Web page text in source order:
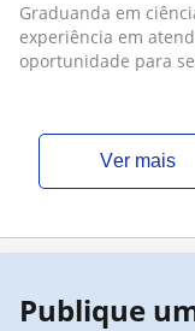
Graduanda em
experiência em
oportunidade para
ver mais
Publique